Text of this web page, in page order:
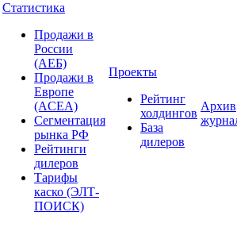
Статистика
Продажи в
России
(АЕБ)
Продажи в
Европе
(ACEA)
Сегментация
рынка РФ
Рейтинги
дилеров
Тарифы
каско (ЭЛТ-
ПОИСК)
Проекты
Рейтинг
холдингов
База
дилеров
Архив